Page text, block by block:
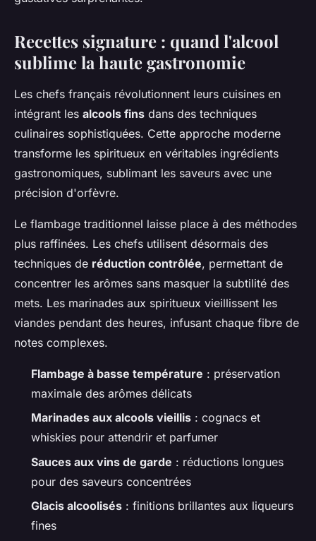
Recettes signature : quand l'alcool
sublime la haute gastronomie
Les chefs français révolutionnent leurs cuisines en
intégrant les alcools fins dans des techniques
culinaires sophistiquées. Cette approche moderne
transforme les spiritueux en véritables ingrédients
gastronomiques, sublimant les saveurs avec une
précision d'orfèvre.
Le flambage traditionnel laisse place à des méthodes
plus raffinées. Les chefs utilisent désormais des
techniques de réduction contrôlée, permettant de
concentrer les arômes sans masquer la subtilité des
mets. Les marinades aux spiritueux vieillissent les
viandes pendant des heures, infusant chaque fibre de
notes complexes.
Flambage à basse température : préservation
maximale des arômes délicats
Marinades aux alcools vieillis : cognacs et
whiskies pour attendrir et parfumer
Sauces aux vins de garde : réductions longues
pour des saveurs concentrées
Glacis alcoolisés : finitions brillantes aux liqueurs
fines